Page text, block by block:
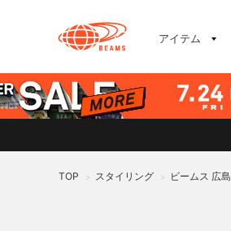
アイテム
TOP > スタイリング > ビームス 広島